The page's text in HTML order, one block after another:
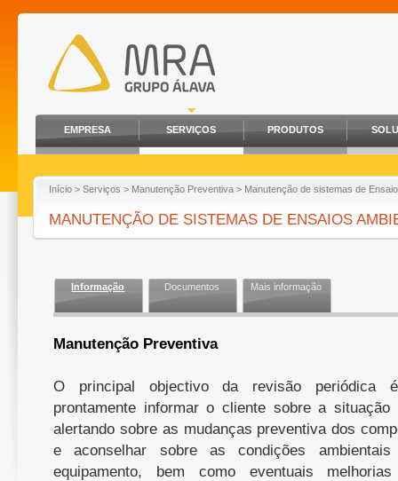
EMPRESA SERVIÇOS PRODUTOS
Início > Serviços > Manutenção Preventiva > Manutenção de sistemas de
MANUTENÇÃO DE SISTEMAS DE ENSAIOS
Informação Documentos Mais informação
Manutenção Preventiva
O principal objectivo da revisão periódica
prontamente informar o cliente sobre a situação
alertando sobre as mudanças preventiva dos
e aconselhar sobre as condições
equipamento, bem como eventuais